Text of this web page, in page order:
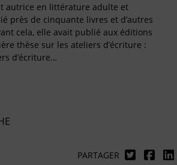
autrice en littérature adulte et
près de cinquante livres et d’autres
cela, elle avait publié aux éditions
thèse sur les ateliers d’écriture :
d’écriture…
PARTAGER